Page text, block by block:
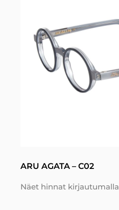
ARU AGATA – C02
Näet hinnat kirjautumalla